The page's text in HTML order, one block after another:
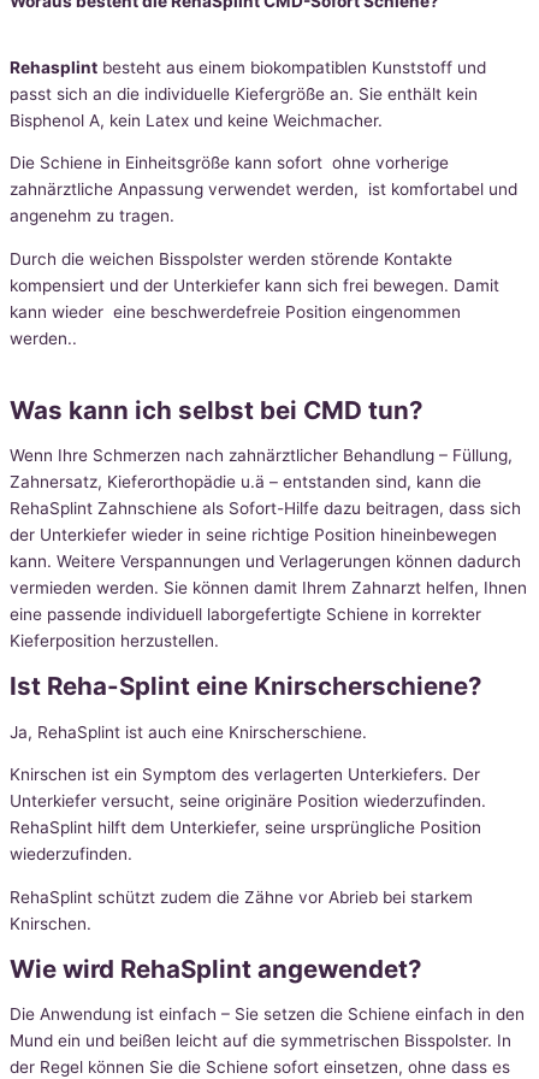
Rehasplint besteht aus einem biokompatiblen Kunststoff und
passt sich an die individuelle Kiefergröße an. Sie enthält kein
Bisphenol A, kein Latex und keine Weichmacher.
Die Schiene in Einheitsgröße kann sofort ohne vorherige
zahnärztliche Anpassung verwendet werden, ist komfortabel und
angenehm zu tragen.
Durch die weichen Bisspolster werden störende Kontakte
kompensiert und der Unterkiefer kann sich frei bewegen. Damit
kann wieder eine beschwerdefreie Position eingenommen
werden..
Was kann ich selbst bei CMD tun?
Wenn Ihre Schmerzen nach zahnärztlicher Behandlung – Füllung,
Zahnersatz, Kieferorthopädie u.ä – entstanden sind, kann die
RehaSplint Zahnschiene als Sofort-Hilfe dazu beitragen, dass sich
der Unterkiefer wieder in seine richtige Position hineinbewegen
kann. Weitere Verspannungen und Verlagerungen können dadurch
vermieden werden. Sie können damit Ihrem Zahnarzt helfen, Ihnen
eine passende individuell laborgefertigte Schiene in korrekter
Kieferposition herzustellen.
Ist Reha-Splint eine Knirscherschiene?
Ja, RehaSplint ist auch eine Knirscherschiene.
Knirschen ist ein Symptom des verlagerten Unterkiefers. Der
Unterkiefer versucht, seine originäre Position wiederzufinden.
RehaSplint hilft dem Unterkiefer, seine ursprüngliche Position
wiederzufinden.
RehaSplint schützt zudem die Zähne vor Abrieb bei starkem
Knirschen.
Wie wird RehaSplint angewendet?
Die Anwendung ist einfach – Sie setzen die Schiene einfach in den
Mund ein und beißen leicht auf die symmetrischen Bisspolster. In
der Regel können Sie die Schiene sofort einsetzen, ohne dass es